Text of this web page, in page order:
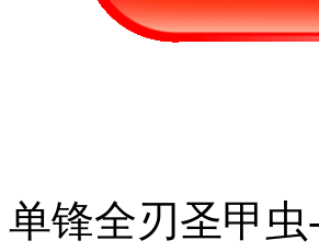
单锋全刃圣甲